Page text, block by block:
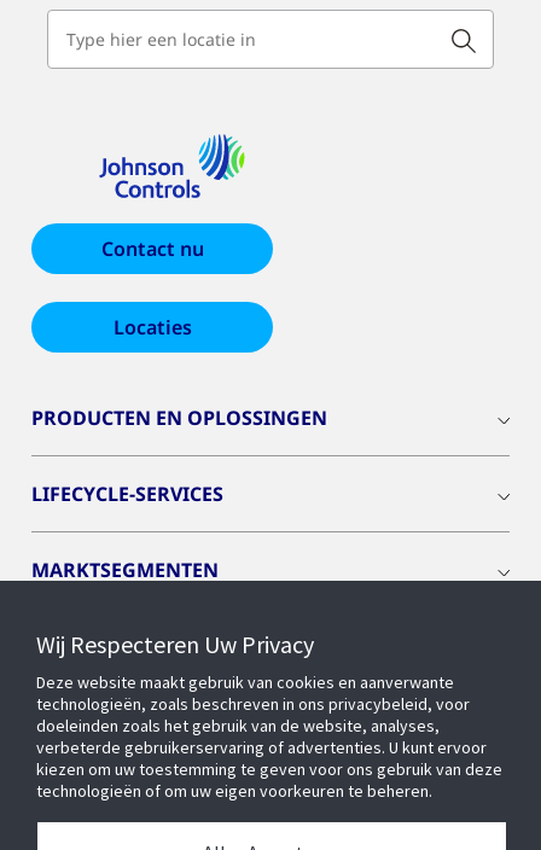
Contact nu
Locaties
PRODUCTEN EN OPLOSSINGEN
LIFECYCLE-SERVICES
MARKTSEGMENTEN
CYBER SOLUTIONS
OPENBLUE
SLIMME GEBOUWEN
Wij Respecteren Uw Privacy
Deze website maakt gebruik van cookies en aanverwante
technologieën, zoals beschreven in ons privacybeleid, voor
doeleinden zoals het gebruik van de website, analyses,
verbeterde gebruikerservaring of advertenties. U kunt ervoor
kiezen om uw toestemming te geven voor ons gebruik van deze
technologieën of om uw eigen voorkeuren te beheren.